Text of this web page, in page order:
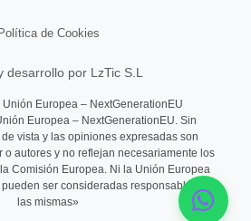
Política de Cookies
desarrollo por LzTic S.L
Europea – NextGenerationEU
Europea – NextGenerationEU. Sin
vista y las opiniones expresadas son
o autores y no reflejan necesariamente los
Comisión Europea. Ni la Unión Europea
ser consideradas responsables de
las mismas»